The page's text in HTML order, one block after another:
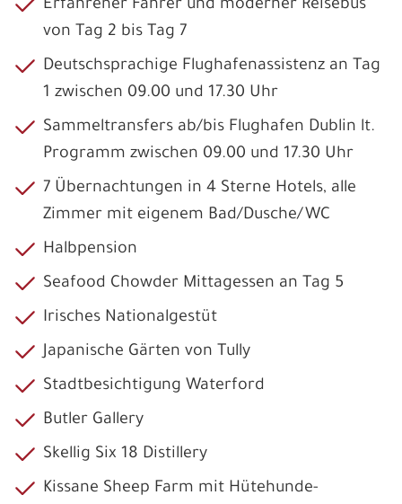
Erfahrener Fahrer und moderner Reisebus
von Tag 2 bis Tag 7
Deutschsprachige Flughafenassistenz an Tag
1 zwischen 09.00 und 17.30 Uhr
Sammeltransfers ab/bis Flughafen Dublin lt.
Programm zwischen 09.00 und 17.30 Uhr
7 Übernachtungen in 4 Sterne Hotels, alle
Zimmer mit eigenem Bad/Dusche/WC
Halbpension
Seafood Chowder Mittagessen an Tag 5
Irisches Nationalgestüt
Japanische Gärten von Tully
Stadtbesichtigung Waterford
Butler Gallery
Skellig Six 18 Distillery
Kissane Sheep Farm mit Hütehunde-